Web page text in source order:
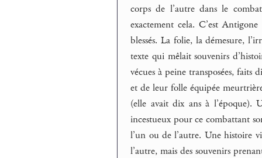
corps de l’autre dans le
exactement cela. C’est
blessés. La folie, la démesure,
texte qui mêlait souvenirs
vécues à peine transposées, faits
et de leur folle équipée
(elle avait dix ans à l’époque).
incestueux pour ce combattant
l’un ou de l’autre. Une histoire
l’autre, mais des souvenirs